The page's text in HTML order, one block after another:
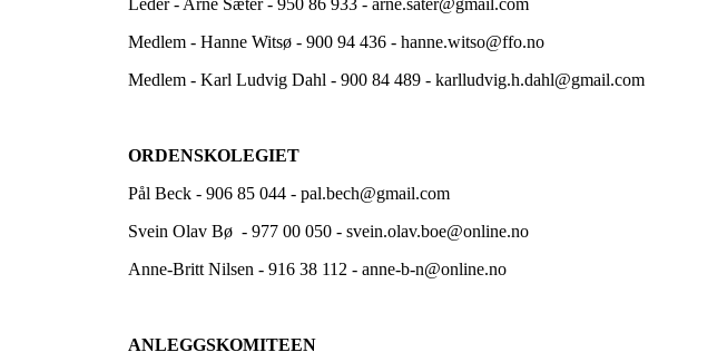
Leder - Arne Sæter - 950 86 933 - arne.sater@gmail.com
Medlem - Hanne Witsø - 900 94 436 - hanne.witso@ffo.no
Medlem - Karl Ludvig Dahl - 900 84 489 - karlludvig.h.dahl@gmail.com
ORDENSKOLEGIET
Pål Beck - 906 85 044 - pal.bech@gmail.com
Svein Olav Bø - 977 00 050 - svein.olav.boe@online.no
Anne-Britt Nilsen - 916 38 112 - anne-b-n@online.no
ANLEGGSKOMITEEN